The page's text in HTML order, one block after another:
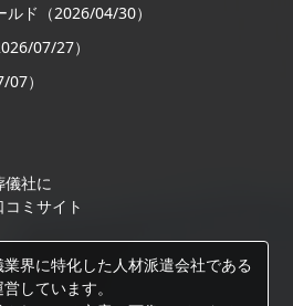
ド（2026/04/30）
07/27）
）
儀社に
ミサイト
業界に特化した人材派遣会社である
しています。